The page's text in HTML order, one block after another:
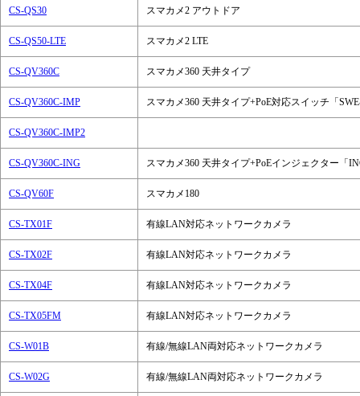
CS-QS30 スマカメ2 アウトドア
CS-QS50-LTE スマカメ2 LTE
CS-QV360C スマカメ360 天井タイプ
CS-QV360C-IMP スマカメ360 天井タイプ+PoE対応スイッチ「
CS-QV360C-IMP2
CS-QV360C-ING スマカメ360 天井タイプ+PoEインジェクター「
CS-QV60F スマカメ180
CS-TX01F 有線LAN対応ネットワークカメラ
CS-TX02F 有線LAN対応ネットワークカメラ
CS-TX04F 有線LAN対応ネットワークカメラ
CS-TX05FM 有線LAN対応ネットワークカメラ
CS-W01B 有線/無線LAN両対応ネットワークカメラ
CS-W02G 有線/無線LAN両対応ネットワークカメラ